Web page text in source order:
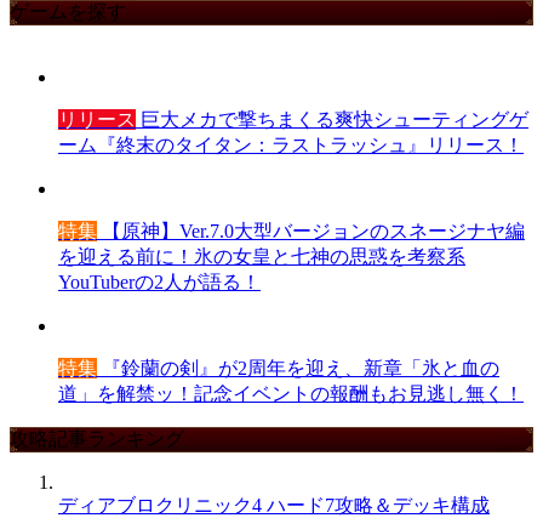
ゲームを探す
リリース 巨大メカで撃ちまくる爽快シューティングゲ
ーム『終末のタイタン：ラストラッシュ』リリース！
特集 【原神】Ver.7.0大型バージョンのスネージナヤ編
を迎える前に！氷の女皇と七神の思惑を考察系
YouTuberの2人が語る！
特集 『鈴蘭の剣』が2周年を迎え、新章「氷と血の
道」を解禁ッ！記念イベントの報酬もお見逃し無く！
攻略記事ランキング
ディアブロクリニック4 ハード7攻略＆デッキ構成